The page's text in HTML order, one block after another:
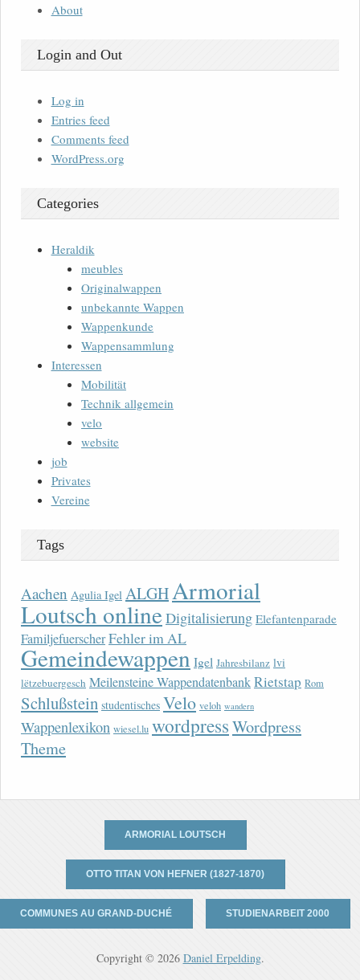
About
Login and Out
Log in
Entries feed
Comments feed
WordPress.org
Categories
Heraldik
meubles
Originalwappen
unbekannte Wappen
Wappenkunde
Wappensammlung
Interessen
Mobilität
Technik allgemein
velo
website
job
Privates
Vereine
Tags
Aachen Agulia Igel ALGHArmorial
Loutsch onlineDigitalisierung Elefantenparade
FamiljefuerscherFehler im AL
Gemeindewappen Igel Jahresbilanz lvi
lëtzebuergesch Meilensteine WappendatenbankRietstap Rom
Schlußstein studentisches Velo veloh wandern
Wappenlexikon wiesel.lu wordpressWordpress
Theme
ARMORIAL LOUTSCH
OTTO TITAN VON HEFNER (1827-1870)
COMMUNES AU GRAND-DUCHÉ STUDIENARBEIT 2000
Copyright © 2026 Daniel Erpelding.